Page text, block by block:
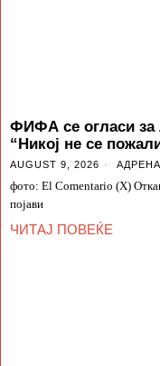
ФИФА се огласи за
“Никој не се
AUGUST 9, 2026
фото: El Comentario (X)
појави
ЧИТАЈ ПОВЕЌЕ